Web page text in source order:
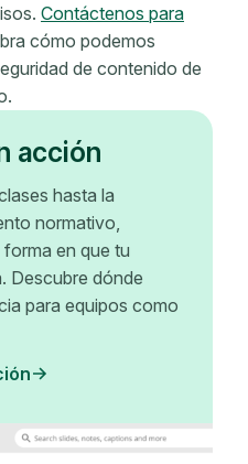
Contáctenos para
cómo podemos
de contenido de
acción
hasta la
normativo,
en que tu
Descubre dónde
para equipos como